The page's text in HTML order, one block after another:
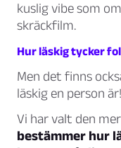
kuslig vibe som
skräckfilm.
Hur läskig tycker
Men det finns
läskig en person är!
Vi har valt den
bestämmer hur